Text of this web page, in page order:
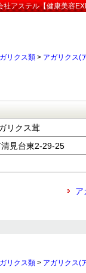
アステル【健康美容
リクス類 > アガリクス(
リクス茸
見台東2-29-25
ア
リクス類 > アガリクス(